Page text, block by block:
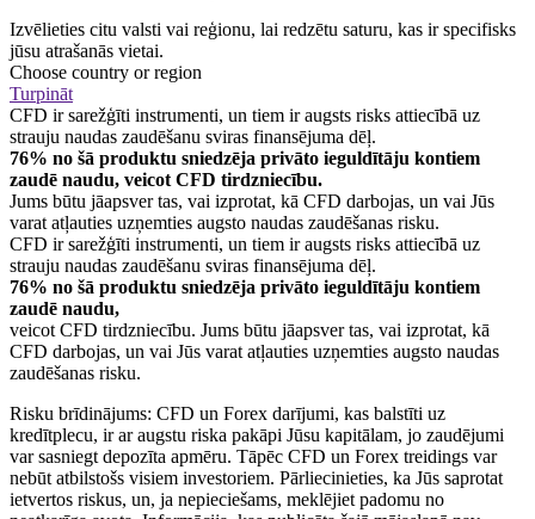
Izvēlieties citu valsti vai reģionu, lai redzētu saturu, kas ir specifisks
jūsu atrašanās vietai.
Choose country or region
Turpināt
CFD ir sarežģīti instrumenti, un tiem ir augsts risks attiecībā uz
strauju naudas zaudēšanu sviras finansējuma dēļ.
76% no šā produktu sniedzēja privāto ieguldītāju kontiem
zaudē naudu, veicot CFD tirdzniecību.
Jums būtu jāapsver tas, vai izprotat, kā CFD darbojas, un vai Jūs
varat atļauties uzņemties augsto naudas zaudēšanas risku.
CFD ir sarežģīti instrumenti, un tiem ir augsts risks attiecībā uz
strauju naudas zaudēšanu sviras finansējuma dēļ.
76% no šā produktu sniedzēja privāto ieguldītāju kontiem
zaudē naudu,
veicot CFD tirdzniecību. Jums būtu jāapsver tas, vai izprotat, kā
CFD darbojas, un vai Jūs varat atļauties uzņemties augsto naudas
zaudēšanas risku.
Risku brīdinājums: CFD un Forex darījumi, kas balstīti uz
kredītplecu, ir ar augstu riska pakāpi Jūsu kapitālam, jo zaudējumi
var sasniegt depozīta apmēru. Tāpēc CFD un Forex treidings var
nebūt atbilstošs visiem investoriem. Pārliecinieties, ka Jūs saprotat
ietvertos riskus, un, ja nepieciešams, meklējiet padomu no